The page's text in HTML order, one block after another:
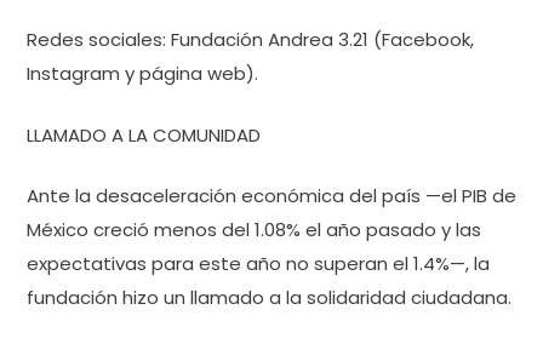
Redes sociales: Fundación Andrea 3.21 (Facebook,
Instagram y página web).
LLAMADO A LA COMUNIDAD
Ante la desaceleración económica del país —el PIB de
México creció menos del 1.08% el año pasado y las
expectativas para este año no superan el 1.4%—, la
fundación hizo un llamado a la solidaridad ciudadana.